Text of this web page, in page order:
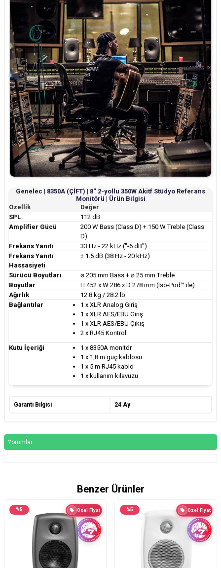
Genelec | 8350A (ÇİFT) | 8'' 2-yollu 350W Akitf Stüdyo Referans
Monitörü | Ürün Bilgisi
Özellik
Değer
SPL
112 dB
Amplifier Gücü
200 W Bass (Class D) + 150 W Treble (Class
D)
Frekans Yanıtı
33 Hz - 22 kHz ("-6 dB")
Frekans Yanıtı
Hassasiyeti
± 1.5 dB (38 Hz - 20 kHz)
Sürücü Boyutları
⌀ 205 mm Bass + ⌀ 25 mm Treble
Boyutlar
H 452 x W 286 x D 278 mm (Iso-Pod™ ile)
Ağırlık
12.8 kg / 28.2 lb
Bağlantılar
1 x XLR Analog Giriş
1 x XLR AES/EBU Giriş
1 x XLR AES/EBU Çıkış
2 x RJ45 Kontrol
Kutu İçeriği
1 x 8350A monitör
1 x 1,8 m güç kablosu
1 x 5 m RJ45 kablo
1 x kullanım kılavuzu
Garanti Bilgisi 24 Ay
Yorumlar
Benzer Ürünler
%5 Özel Fiyat %5 Özel Fiyat